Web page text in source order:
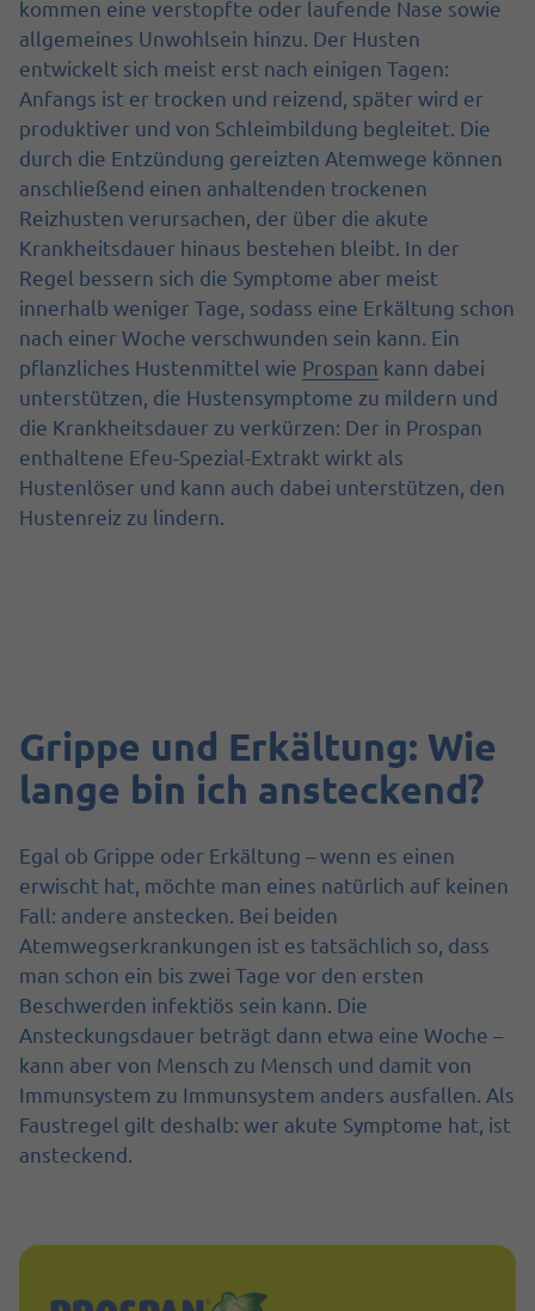
kommen eine verstopfte oder laufende Nase sowie
allgemeines Unwohlsein hinzu. Der Husten
entwickelt sich meist erst nach einigen Tagen:
Anfangs ist er trocken und reizend, später wird er
produktiver und von Schleimbildung begleitet. Die
durch die Entzündung gereizten Atemwege können
anschließend einen anhaltenden trockenen
Reizhusten verursachen, der über die akute
Krankheitsdauer hinaus bestehen bleibt. In der
Regel bessern sich die Symptome aber meist
innerhalb weniger Tage, sodass eine Erkältung schon
nach einer Woche verschwunden sein kann. Ein
pflanzliches Hustenmittel wie Prospan kann dabei
unterstützen, die Hustensymptome zu mildern und
die Krankheitsdauer zu verkürzen: Der in Prospan
enthaltene Efeu-Spezial-Extrakt wirkt als
Hustenlöser und kann auch dabei unterstützen, den
Hustenreiz zu lindern.
Grippe und Erkältung: Wie
lange bin ich ansteckend?
Egal ob Grippe oder Erkältung – wenn es einen
erwischt hat, möchte man eines natürlich auf keinen
Fall: andere anstecken. Bei beiden
Atemwegserkrankungen ist es tatsächlich so, dass
man schon ein bis zwei Tage vor den ersten
Beschwerden infektiös sein kann. Die
Ansteckungsdauer beträgt dann etwa eine Woche –
kann aber von Mensch zu Mensch und damit von
Immunsystem zu Immunsystem anders ausfallen. Als
Faustregel gilt deshalb: wer akute Symptome hat, ist
ansteckend.